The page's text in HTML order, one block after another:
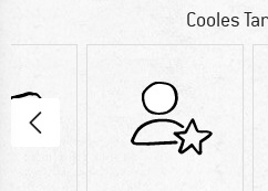
Cooles